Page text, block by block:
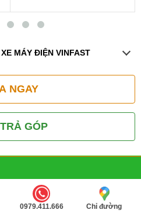
MÁY ĐIỆN VINFAST
NGAY
GÓP
0979.411.666 Chỉ đường